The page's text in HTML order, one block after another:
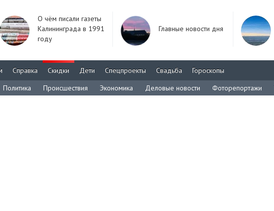
О чём писали газеты
Калининграда в 1991
году
Главные новости дня
Справка Скидки Дети Спецпроекты Свадьба
Гороскопы
Политика
Происшествия Экономика Деловые новости Фоторепортажи